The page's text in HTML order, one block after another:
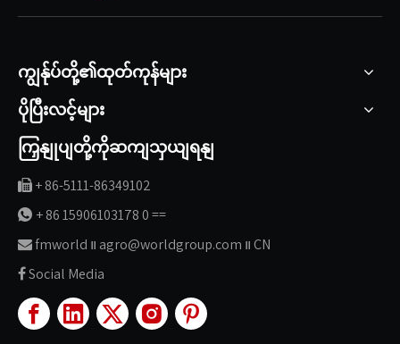
ကျွန်ုပ်တို့၏ထုတ်ကုန်များ
ပိုပြီးလင့်များ
ကြှနျုပျတို့ကိုဆကျသှယျရနျ
 + 86-5111-86349102
 + 86 15906103178 0 ==
fmworld ။ agro@worldgroup.com ။ CN
Social Media